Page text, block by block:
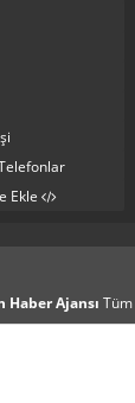
Ekle
Haber Ajansı Tüm